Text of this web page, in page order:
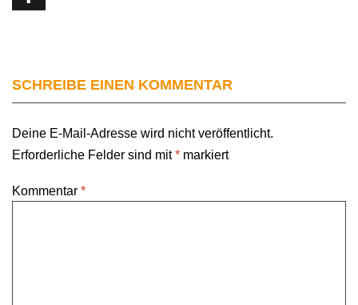
SCHREIBE EINEN KOMMENTAR
Deine E-Mail-Adresse wird nicht veröffentlicht.
Erforderliche Felder sind mit* markiert
Kommentar *